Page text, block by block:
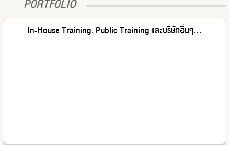
PORTFOLIO
In-House Training, Public Training และบริษัทอื่นๆ...